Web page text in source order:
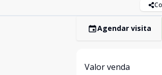
Agendar visita
Valor venda